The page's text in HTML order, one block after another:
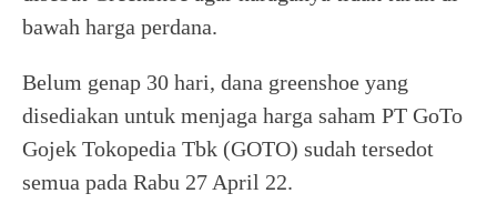
bawah harga perdana.
Belum genap 30 hari, dana greenshoe yang
disediakan untuk menjaga harga saham PT GoTo
Gojek Tokopedia Tbk (GOTO) sudah tersedot
semua pada Rabu 27 April 22.